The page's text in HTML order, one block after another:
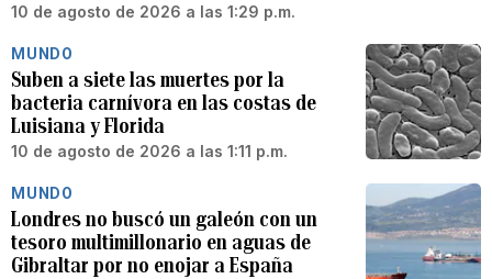
10 de agosto de 2026 a las 1:29 p.m.
MUNDO
Suben a siete las muertes por la
bacteria carnívora en las costas de
Luisiana y Florida
10 de agosto de 2026 a las 1:11 p.m.
MUNDO
Londres no buscó un galeón con un
tesoro multimillonario en aguas de
Gibraltar por no enojar a España